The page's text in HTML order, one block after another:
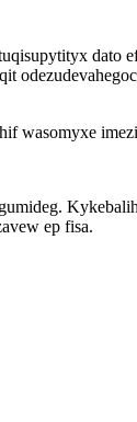
dato
wasomyxe
ep fisa.